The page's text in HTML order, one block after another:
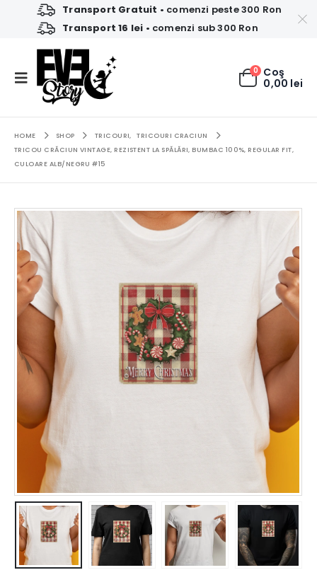
Transport Gratuit • comenzi peste 300 Ron
Transport 16 lei • comenzi sub 300 Ron
0 Coş
0,00 lei
HOME SHOP TRICOURI,
TRICOURI CRACIUN
TRICOU CRĂCIUN VINTAGE, REZISTENT LA SPĂLĂRI, BUMBAC 100%, REGULAR FIT,
CULOARE ALB/NEGRU #15